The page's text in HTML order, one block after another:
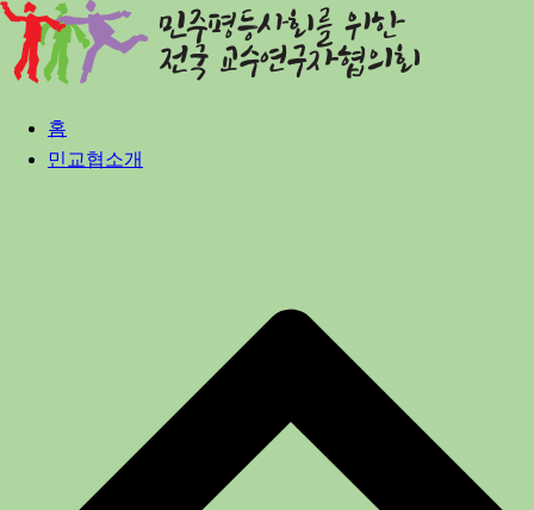
Skip
content
홈
민교협소개